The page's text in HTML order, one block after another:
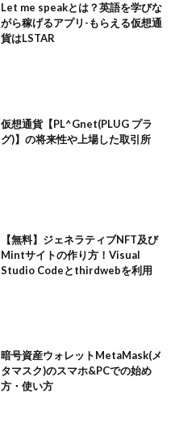
Let me speakとは？英語を学びな
がら稼げるアプリ-もらえる仮想通
貨はLSTAR
仮想通貨【PL^Gnet(PLUG プラ
グ)】の将来性や上場した取引所
【無料】ジェネラティブNFT及び
Mintサイトの作り方！Visual
Studio Codeとthirdwebを利用
暗号資産ウォレットMetaMask(メ
タマスク)のスマホ&PCでの始め
方・使い方